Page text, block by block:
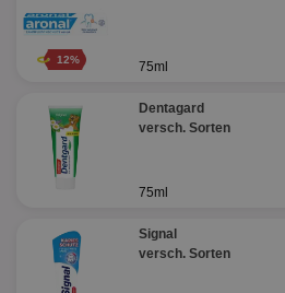
12% 75ml
Dentagard
versch. Sorten
75ml
Signal
versch. Sorten